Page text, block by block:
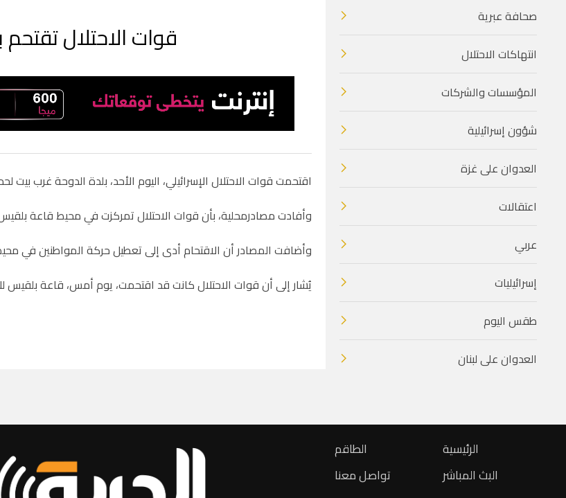
قوات الاحتلال
اقتحمت قوات الاحتلال الإسرائيلي، اليوم الأحد، بلدة الدوحة غرب بيت
وأفادت مصادرمحلية، بأن قوات الاحتلال تمركزت في محيط قاعة
وأضافت المصادر أن الاقتحام أدى إلى تعطيل حركة المواطنين في
يُشار إلى أن قوات الاحتلال كانت قد اقتحمت، يوم أمس، قاعة بلقيس
صحافة عبرية
انتهاكات الاحتلال
المؤسسات والشركات
شؤون إسرائيلية
العدوان على غزة
اعتقالات
عربي
إسرائيليات
طقس اليوم
العدوان على لبنان
الطاقم
تواصل معنا
الرئيسية
البث المباشر